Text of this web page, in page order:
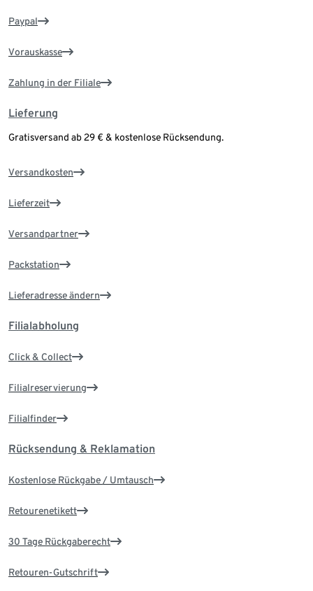
Paypal
Vorauskasse
Zahlung in der Filiale
Lieferung
Gratisversand ab 29 € & kostenlose Rücksendung.
Versandkosten
Lieferzeit
Versandpartner
Packstation
Lieferadresse ändern
Filialabholung
Click & Collect
Filialreservierung
Filialfinder
Rücksendung & Reklamation
Kostenlose Rückgabe / Umtausch
Retourenetikett
30 Tage Rückgaberecht
Retouren-Gutschrift